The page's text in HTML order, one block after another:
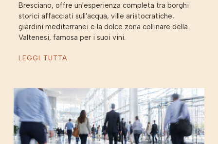
Bresciano, offre un'esperienza completa tra borghi
storici affacciati sull'acqua, ville aristocratiche,
giardini mediterranei e la dolce zona collinare della
Valtenesi, famosa per i suoi vini.
LEGGI TUTTA